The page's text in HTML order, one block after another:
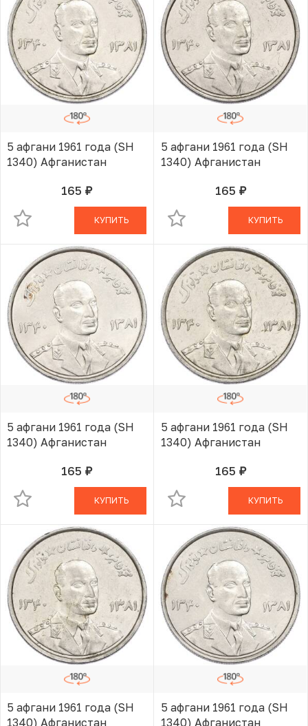
5 афгани 1961 года (SH
1340) Афганистан
165 руб.В КОРЗИНЕ
КУПИТЬ
5 афгани 1961 года (SH
1340) Афганистан
165 руб.В КОРЗИНЕ
КУПИТЬ
5 афгани 1961 года (SH
1340) Афганистан
165 руб.В КОРЗИНЕ
КУПИТЬ
5 афгани 1961 года (SH
1340) Афганистан
165 руб.В КОРЗИНЕ
КУПИТЬ
5 афгани 1961 года (SH
1340) Афганистан
5 афгани 1961 года (SH
1340) Афганистан